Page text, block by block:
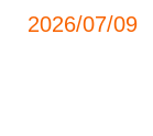
2026/07/09